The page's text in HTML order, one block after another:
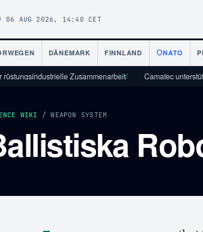
06 AUG 2026, 14:40 CET
DÄNEMARK FINNLAND NATO
Zusammenarbeit/ Camatec
WIKI / WEAPON SYSTEM